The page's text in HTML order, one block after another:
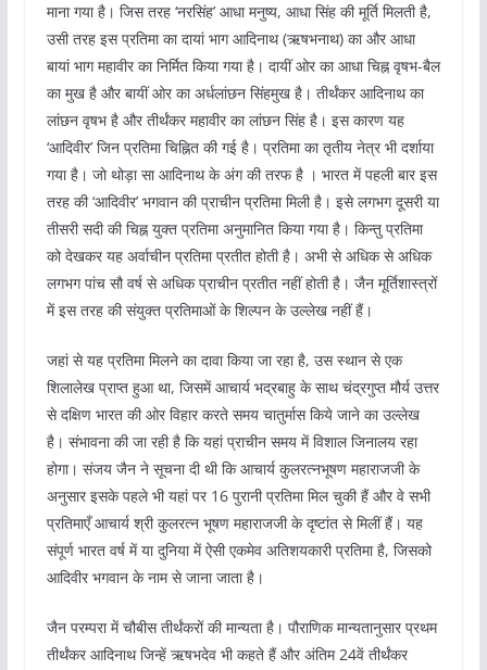
माना गया है। जिस तरह ‘नरसिंह’ आधा मनुष्य, आधा सिंह की मूर्ति मिलती है,
उसी तरह इस प्रतिमा का दायां भाग आदिनाथ (ऋषभनाथ) का और आधा
बायां भाग महावीर का निर्मित किया गया है। दायीं ओर का आधा चिह्न वृषभ-बैल
का मुख है और बायीं ओर का अर्धलांछन सिंहमुख है। तीर्थंकर आदिनाथ का
लांछन वृषभ है और तीर्थंकर महावीर का लांछन सिंह है। इस कारण यह
‘आदिवीर’ जिन प्रतिमा चिह्नित की गई है। प्रतिमा का तृतीय नेत्र भी दर्शाया
गया है। जो थोड़ा सा आदिनाथ के अंग की तरफ है । भारत में पहली बार इस
तरह की ‘आदिवीर’ भगवान की प्राचीन प्रतिमा मिली है। इसे लगभग दूसरी या
तीसरी सदी की चिह्न युक्त प्रतिमा अनुमानित किया गया है। किन्तु प्रतिमा
को देखकर यह अर्वाचीन प्रतिमा प्रतीत होती है। अभी से अधिक से अधिक
लगभग पांच सौ वर्ष से अधिक प्राचीन प्रतीत नहीं होती है। जैन मूर्तिशास्त्रों
में इस तरह की संयुक्त प्रतिमाओं के शिल्पन के उल्लेख नहीं हैं।
जहां से यह प्रतिमा मिलने का दावा किया जा रहा है, उस स्थान से एक
शिलालेख प्राप्त हुआ था, जिसमें आचार्य भद्रबाहु के साथ चंद्रगुप्त मौर्य उत्तर
से दक्षिण भारत की ओर विहार करते समय चातुर्मास किये जाने का उल्लेख
है। संभावना की जा रही है कि यहां प्राचीन समय में विशाल जिनालय रहा
होगा। संजय जैन ने सूचना दी थी कि आचार्य कुलरत्नभूषण महाराजजी के
अनुसार इसके पहले भी यहां पर 16 पुरानी प्रतिमा मिल चुकी हैं और वे सभी
प्रतिमाएँ आचार्य श्री कुलरत्न भूषण महाराजजी के दृष्टांत से मिलीं हैं। यह
संपूर्ण भारत वर्ष में या दुनिया में ऐसी एकमेव अतिशयकारी प्रतिमा है, जिसको
आदिवीर भगवान के नाम से जाना जाता है।
जैन परम्परा में चौबीस तीर्थंकरों की मान्यता है। पौराणिक मान्यतानुसार प्रथम
तीर्थंकर आदिनाथ जिन्हें ऋषभदेव भी कहते हैं और अंतिम 24वें तीर्थंकर